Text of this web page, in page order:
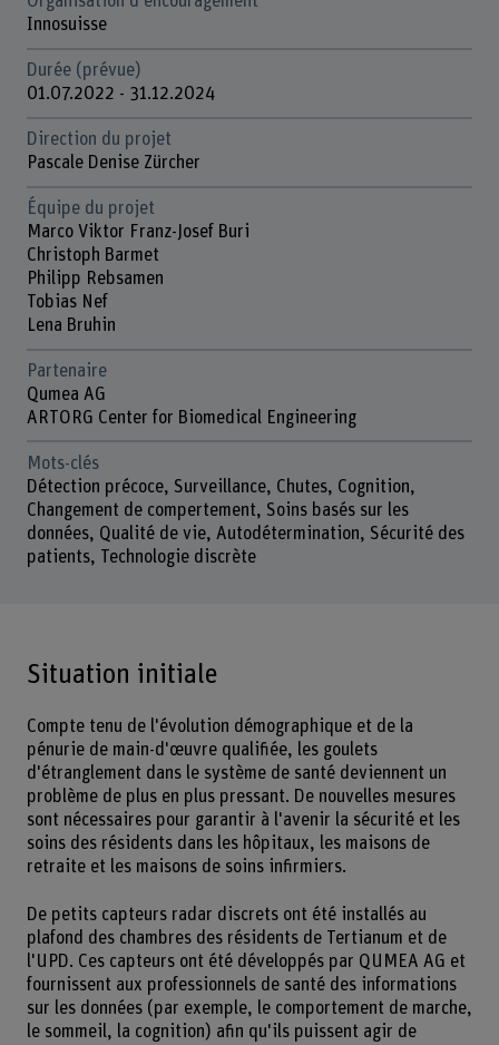
Innosuisse
Durée (prévue)
01.07.2022 - 31.12.2024
Direction du projet
Pascale Denise Zürcher
Équipe du projet
Marco Viktor Franz-Josef Buri
Christoph Barmet
Philipp Rebsamen
Tobias Nef
Lena Bruhin
Partenaire
Qumea AG
ARTORG Center for Biomedical Engineering
Mots-clés
Détection précoce, Surveillance, Chutes, Cognition,
Changement de compertement, Soins basés sur les
données, Qualité de vie, Autodétermination, Sécurité des
patients, Technologie discrète
Situation initiale
Compte tenu de l'évolution démographique et de la
pénurie de main-d'œuvre qualifiée, les goulets
d'étranglement dans le système de santé deviennent un
problème de plus en plus pressant. De nouvelles mesures
sont nécessaires pour garantir à l'avenir la sécurité et les
soins des résidents dans les hôpitaux, les maisons de
retraite et les maisons de soins infirmiers.
De petits capteurs radar discrets ont été installés au
plafond des chambres des résidents de Tertianum et de
l'UPD. Ces capteurs ont été développés par QUMEA AG et
fournissent aux professionnels de santé des informations
sur les données (par exemple, le comportement de marche,
le sommeil, la cognition) afin qu'ils puissent agir de